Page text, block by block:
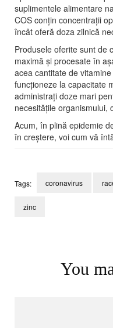
suplimentele alimentare
COS conțin concentrații
încât oferă doza zilnică
Produsele oferite sunt de
maximă și procesate în
acea cantitate de
funcționeze la capacitate
administrați doze mari
necesitățile organismului,
Acum, în plină epidemie
în creștere, voi cum vă
Tags: coronavirus
zinc
You